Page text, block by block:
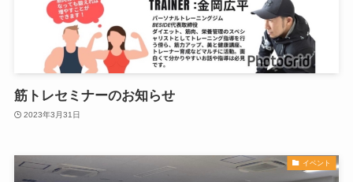
筋トレセミナーのお知らせ
2023年3月31日
イベント